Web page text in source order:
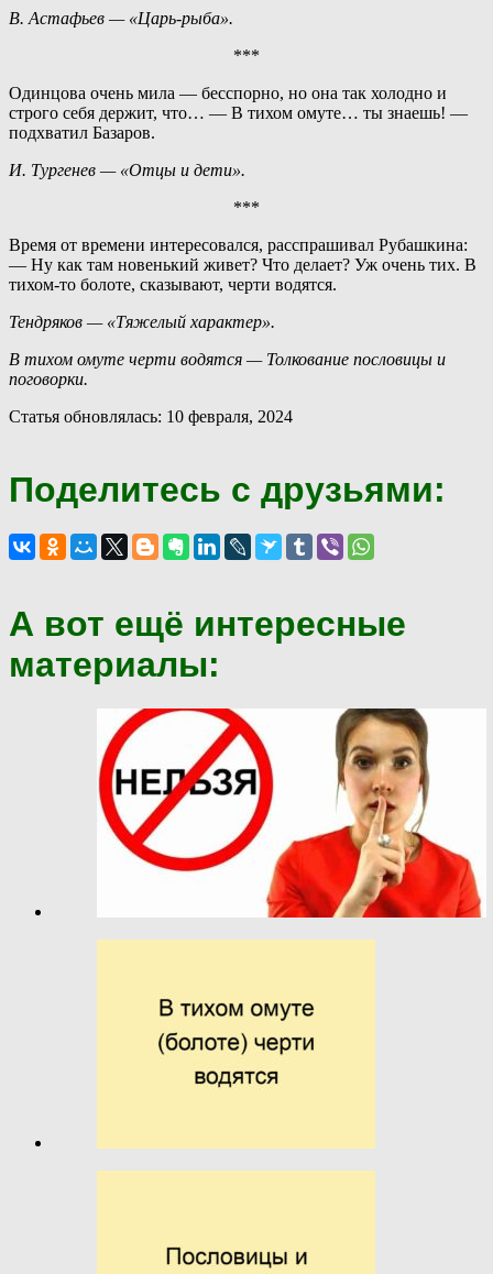
В. Астафьев — «Царь-рыба».
***
Одинцова очень мила — бесспорно, но она так холодно и
строго себя держит, что… — В тихом омуте… ты знаешь! —
подхватил Базаров.
И. Тургенев — «Отцы и дети».
***
Время от времени интересовался, расспрашивал Рубашкина:
— Ну как там новенький живет? Что делает? Уж очень тих. В
тихом-то болоте, сказывают, черти водятся.
Тендряков — «Тяжелый характер».
В тихом омуте черти водятся — Толкование пословицы и
поговорки.
Статья обновлялась: 10 февраля, 2024
Поделитесь с друзьями:
А вот ещё интересные
материалы: